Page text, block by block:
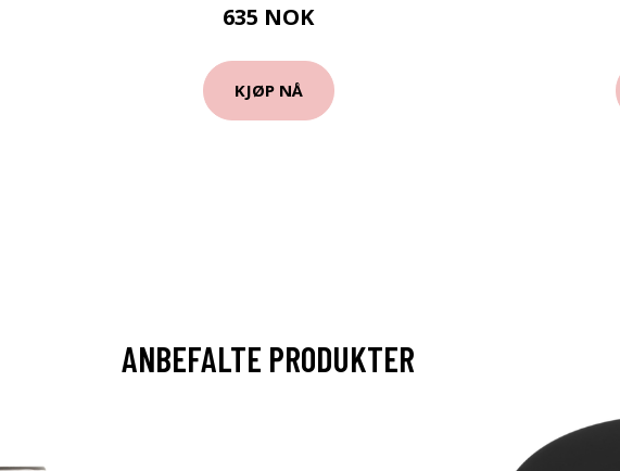
635 NOK
KJØP NÅ
ANBEFALTE PRODUKTER